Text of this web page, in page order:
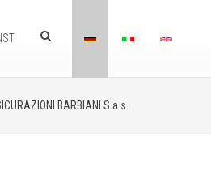
BARBIANI S.a.s.